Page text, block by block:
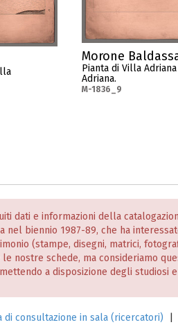
Morone
Pianta di Villa
Adriana.
M-1836_9
dati e informazioni della
nel biennio 1987-89, che ha
(stampe, disegni, matrici,
nostre schede, ma consideriamo
a disposizione degli
di consultazione in sala (ricercatori)